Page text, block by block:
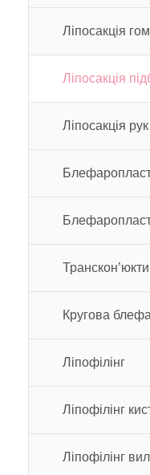
Ліпосакція
Ліпосакція
Ліпосакція рук
Кругова
Ліпофілінг
Ліпофілінг
Ліпофілінг